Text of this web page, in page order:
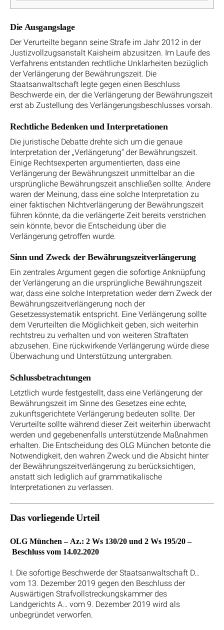
Die Ausgangslage
Der Verurteilte begann seine Strafe im Jahr 2012 in der
Justizvollzugsanstalt Kaisheim abzusitzen. Im Laufe des
Verfahrens entstanden rechtliche Unklarheiten bezüglich
der Verlängerung der Bewährungszeit. Die
Staatsanwaltschaft legte gegen einen Beschluss
Beschwerde ein, der die Verlängerung der Bewährungszeit
erst ab Zustellung des Verlängerungsbeschlusses vorsah.
Rechtliche Bedenken und Interpretationen
Die juristische Debatte drehte sich um die genaue
Interpretation der „Verlängerung“ der Bewährungszeit.
Einige Rechtsexperten argumentierten, dass eine
Verlängerung der Bewährungszeit unmittelbar an die
ursprüngliche Bewährungszeit anschließen sollte. Andere
waren der Meinung, dass eine solche Interpretation zu
einer faktischen Nichtverlängerung der Bewährungszeit
führen könnte, da die verlängerte Zeit bereits verstrichen
sein könnte, bevor die Entscheidung über die
Verlängerung getroffen wurde.
Sinn und Zweck der Bewährungszeitverlängerung
Ein zentrales Argument gegen die sofortige Anknüpfung
der Verlängerung an die ursprüngliche Bewährungszeit
war, dass eine solche Interpretation weder dem Zweck der
Bewährungszeitverlängerung noch der
Gesetzessystematik entspricht. Eine Verlängerung sollte
dem Verurteilten die Möglichkeit geben, sich weiterhin
rechtstreu zu verhalten und von weiteren Straftaten
abzusehen. Eine rückwirkende Verlängerung würde diese
Überwachung und Unterstützung untergraben.
Schlussbetrachtungen
Letztlich wurde festgestellt, dass eine Verlängerung der
Bewährungszeit im Sinne des Gesetzes eine echte,
zukunftsgerichtete Verlängerung bedeuten sollte. Der
Verurteilte sollte während dieser Zeit weiterhin überwacht
werden und gegebenenfalls unterstützende Maßnahmen
erhalten. Die Entscheidung des OLG München betonte die
Notwendigkeit, den wahren Zweck und die Absicht hinter
der Bewährungszeitverlängerung zu berücksichtigen,
anstatt sich lediglich auf grammatikalische
Interpretationen zu verlassen.
Das vorliegende Urteil
OLG München – Az.: 2 Ws 130/20 und 2 Ws 195/20 –
Beschluss vom 14.02.2020
I. Die sofortige Beschwerde der Staatsanwaltschaft D…
vom 13. Dezember 2019 gegen den Beschluss der
Auswärtigen Strafvollstreckungskammer des
Landgerichts A… vom 9. Dezember 2019 wird als
unbegründet verworfen.